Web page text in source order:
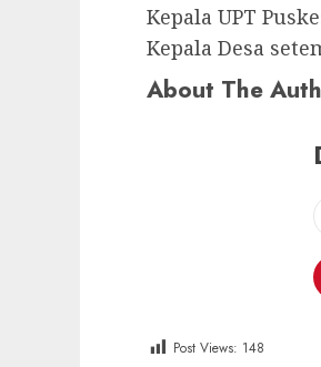
Kepala UPT
Kepala Desa
About The
Post Views: 148